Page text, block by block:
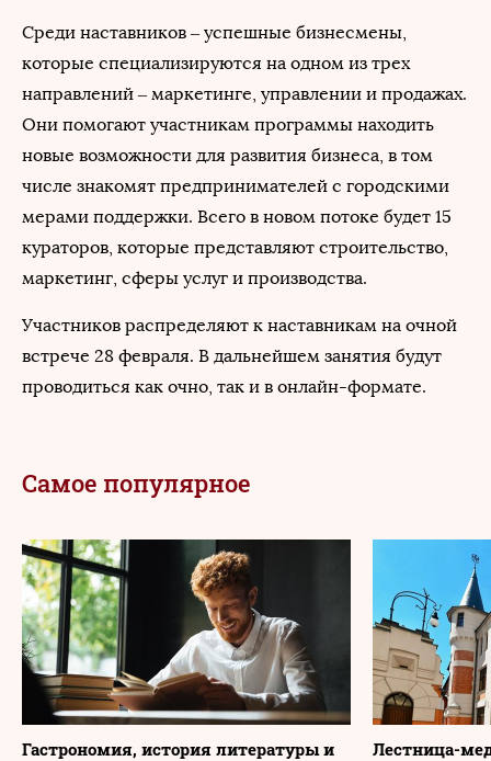
Среди наставников – успешные бизнесмены,
которые специализируются на одном из трех
направлений – маркетинге, управлении и продажах.
Они помогают участникам программы находить
новые возможности для развития бизнеса, в том
числе знакомят предпринимателей с городскими
мерами поддержки. Всего в новом потоке будет 15
кураторов, которые представляют строительство,
маркетинг, сферы услуг и производства.
Участников распределяют к наставникам на очной
встрече 28 февраля. В дальнейшем занятия будут
проводиться как очно, так и в онлайн-формате.
Самое популярное
Гастрономия, история литературы и
Лестница-